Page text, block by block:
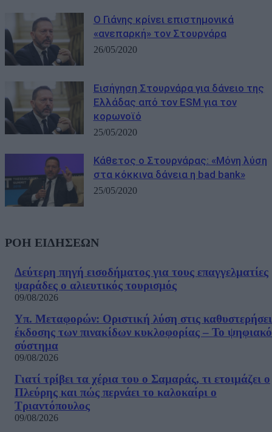
Ο Γιάνης κρίνει επιστημονικά
«ανεπαρκή» τον Στουρνάρα
26/05/2020
Εισήγηση Στουρνάρα για δάνειο της
Ελλάδας από τον ESM για τον
κορωνοϊό
25/05/2020
Κάθετος ο Στουρνάρας: «Μόνη λύση
στα κόκκινα δάνεια η bad bank»
25/05/2020
ΡΟΗ ΕΙΔΗΣΕΩΝ
Δεύτερη πηγή εισοδήματος για τους επαγγελματίες
ψαράδες ο αλιευτικός τουρισμός
09/08/2026
Υπ. Μεταφορών: Οριστική λύση στις
έκδοσης των πινακίδων κυκλοφορίας – Το ψηφιακό
σύστημα
09/08/2026
Γιατί τρίβει τα χέρια του ο Σαμαράς, τι ετοιμάζει ο
Πλεύρης και πώς περνάει το καλοκαίρι ο
Τριαντόπουλος
09/08/2026